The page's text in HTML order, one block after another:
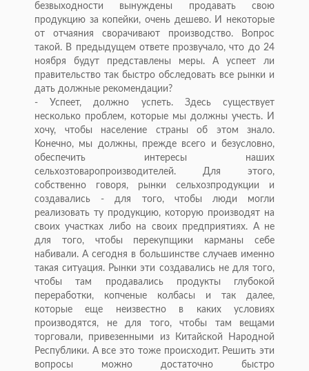
безвыходности вынуждены продавать свою
продукцию за копейки, очень дешево. И некоторые
от отчаяния сворачивают производство. Вопрос
такой. В предыдущем ответе прозвучало, что до 24
ноября будут представлены меры. А успеет ли
правительство так быстро обследовать все рынки и
дать должные рекомендации?
- Успеет, должно успеть. Здесь существует
несколько проблем, которые мы должны учесть. И
хочу, чтобы население страны об этом знало.
Конечно, мы должны, прежде всего и безусловно,
обеспечить интересы наших
сельхозтоваропроизводителей. Для этого,
собственно говоря, рынки сельхозпродукции и
создавались - для того, чтобы люди могли
реализовать ту продукцию, которую производят на
своих участках либо на своих предприятиях. А не
для того, чтобы перекупщики карманы себе
набивали. А сегодня в большинстве случаев именно
такая ситуация. Рынки эти создавались не для того,
чтобы там продавались продукты глубокой
переработки, копченые колбасы и так далее,
которые еще неизвестно в каких условиях
производятся, не для того, чтобы там вещами
торговали, привезенными из Китайской Народной
Республики. А все это тоже происходит. Решить эти
вопросы можно достаточно быстро